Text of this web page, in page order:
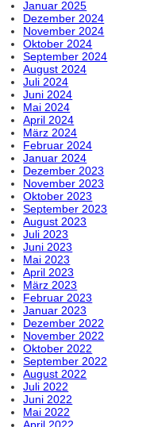
Januar 2025
Dezember 2024
November 2024
Oktober 2024
September 2024
August 2024
Juli 2024
Juni 2024
Mai 2024
April 2024
März 2024
Februar 2024
Januar 2024
Dezember 2023
November 2023
Oktober 2023
September 2023
August 2023
Juli 2023
Juni 2023
Mai 2023
April 2023
März 2023
Februar 2023
Januar 2023
Dezember 2022
November 2022
Oktober 2022
September 2022
August 2022
Juli 2022
Juni 2022
Mai 2022